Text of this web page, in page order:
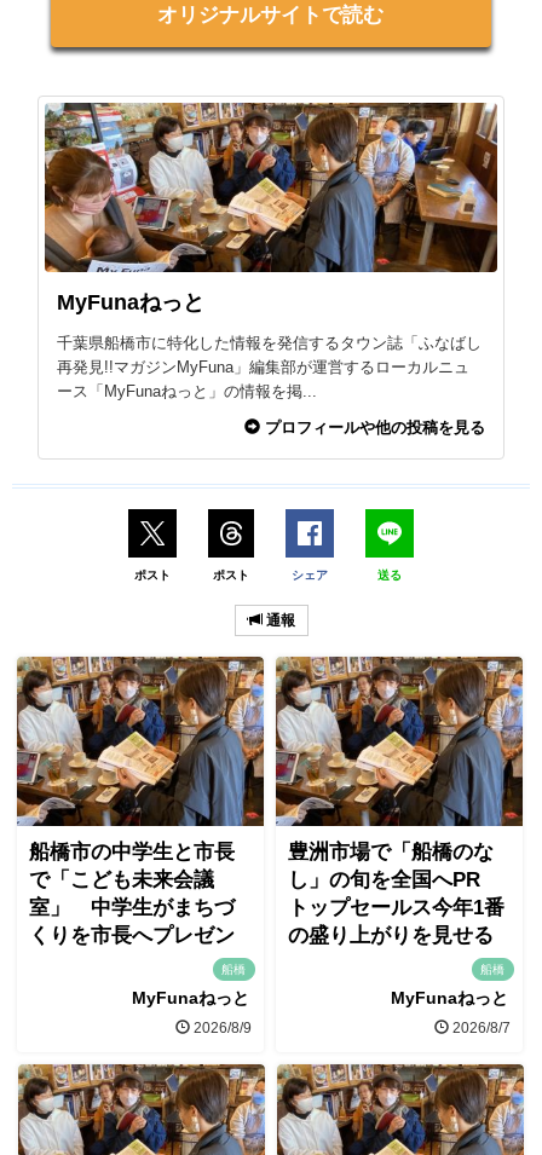
オリジナルサイトで読む
MyFunaねっと
千葉県船橋市に特化した情報を発信するタウン誌「ふなばし
再発見!!マガジンMyFuna」編集部が運営するローカルニュ
ース「MyFunaねっと」の情報を掲...
プロフィールや他の投稿を見る
ポスト ポスト シェア 送る
通報
船橋市の中学生と市長
で「こども未来会議
室」 中学生がまちづ
くりを市長へプレゼン
船橋
MyFunaねっと
2026/8/9
豊洲市場で「船橋のな
し」の旬を全国へPR
トップセールス今年1番
の盛り上がりを見せる
船橋
MyFunaねっと
2026/8/7